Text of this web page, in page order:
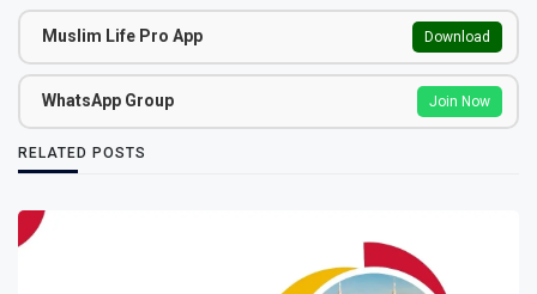
Muslim Life Pro App Download
WhatsApp Group Join Now
RELATED POSTS